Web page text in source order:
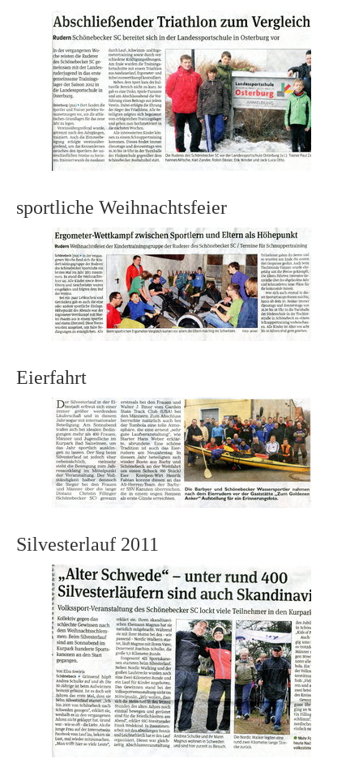
sportliche Weihnachtsfeier
Eierfahrt
Silvesterlauf 2011